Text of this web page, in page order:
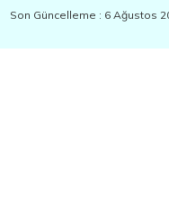
Son Güncelleme : 6 Ağustos